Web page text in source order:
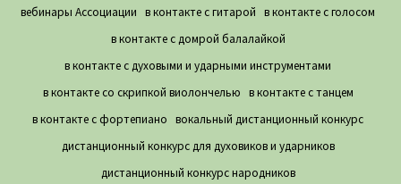
вебинары Ассоциации
в контакте с гитарой
в контакте с голосом
в контакте с домрой балалайкой
в контакте с духовыми и ударными инструментами
в контакте со скрипкой виолончелью в контакте с танцем
в контакте с фортепиано
вокальный дистанционный конкурс
дистанционный конкурс для духовиков и ударников
дистанционный конкурс народников